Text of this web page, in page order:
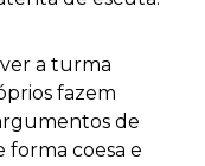
a turma
fazem
de
forma coesa e